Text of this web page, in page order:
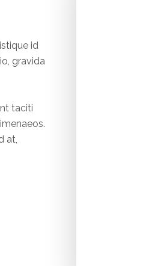
id
gravida
taciti
at,